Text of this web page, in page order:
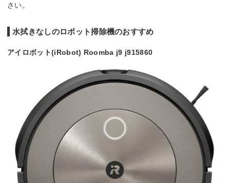
さい。
水拭きなしのロボット掃除機のおすすめ
アイロボット(iRobot) Roomba j9 j915860